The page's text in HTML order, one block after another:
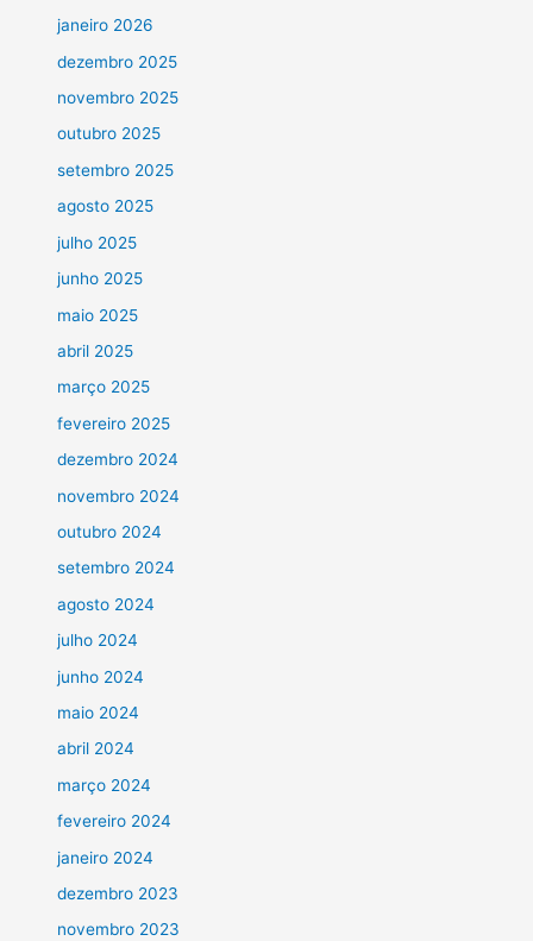
janeiro 2026
dezembro 2025
novembro 2025
outubro 2025
setembro 2025
agosto 2025
julho 2025
junho 2025
maio 2025
abril 2025
março 2025
fevereiro 2025
dezembro 2024
novembro 2024
outubro 2024
setembro 2024
agosto 2024
julho 2024
junho 2024
maio 2024
abril 2024
março 2024
fevereiro 2024
janeiro 2024
dezembro 2023
novembro 2023